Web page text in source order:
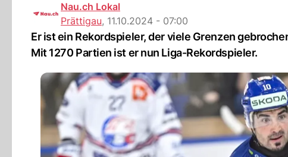
Nau.ch Lokal
Prättigau, 11.10.2024 - 07:00
Er ist ein Rekordspieler, der viele Grenzen
Mit 1270 Partien ist er nun Liga-Rekordspieler.